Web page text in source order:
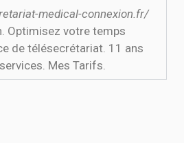
medical-connexion.fr/
Optimisez votre temps
de télésecrétariat. 11 ans
Mes Tarifs.